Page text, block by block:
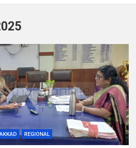
REGIONAL